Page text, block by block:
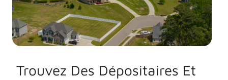
Trouvez Des Dépositaires Et